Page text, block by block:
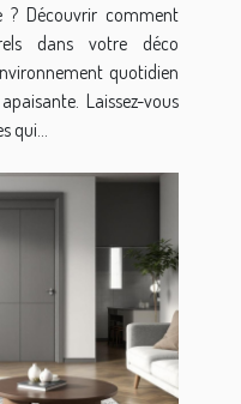
? Découvrir comment
dans votre déco
quotidien
Laissez-vous
qui...